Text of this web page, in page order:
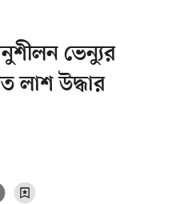
ভেন্যুর
লাশ উদ্ধার